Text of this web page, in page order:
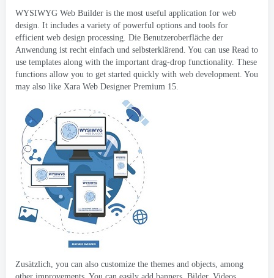
WYSIWYG Web Builder is the most useful application for web
design. It includes a variety of powerful options and tools for
efficient web design processing. Die Benutzeroberfläche der
Anwendung ist recht einfach und selbsterklärend. You can use Read to
use templates along with the important drag-drop functionality. These
functions allow you to get started quickly with web development. You
may also like Xara Web Designer Premium 15.
Zusätzlich, you can also customize the themes and objects, among